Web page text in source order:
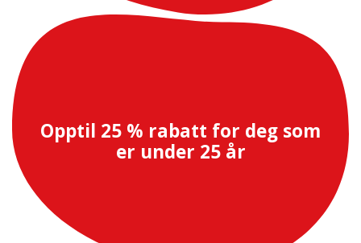
Opptil 25 % rabatt for deg som
er under 25 år